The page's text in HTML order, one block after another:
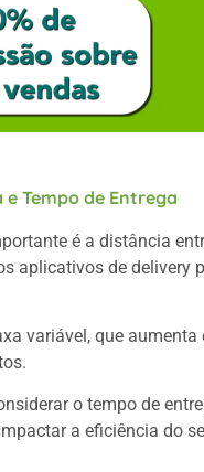
e Tempo de Entrega
é a distância
aplicativos de delivery
variável, que
o tempo de
a eficiência do